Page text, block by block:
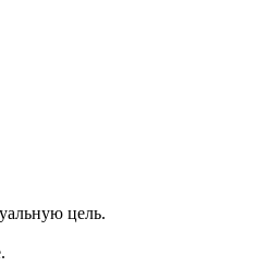
цель.